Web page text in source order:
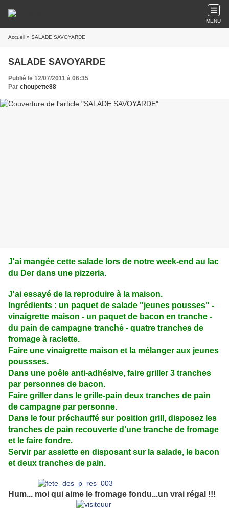
MENU
Accueil » SALADE SAVOYARDE
SALADE SAVOYARDE
Publié le 12/07/2011 à 06:35
Par choupette88
J'ai mangée cette salade lors de notre week-end au lac
du Der dans une pizzeria.
J'ai essayé de la reproduire à la maison.
Ingrédients : un paquet de salade "jeunes pousses" -
vinaigrette maison - un paquet de bacon en tranche -
du pain de campagne tranché - quatre tranches de
fromage à raclette.
Faire une vinaigrette maison et la mélanger aux jeunes
poussses.
Dans une poêle anti-adhésive, faire griller 3 tranches
par personnes de bacon.
Faire griller dans le grille-pain deux tranches de pain
de campagne par personne.
Dans le four préchauffé sur position grill, disposez les
tranches de pain recouverte d'une tranche de fromage
et le faire fondre.
Servir par assiette en disposant sur la salade, le bacon
et deux tranches de pain.
Hum... moi qui aime le fromage fondu...un vrai régal !!!